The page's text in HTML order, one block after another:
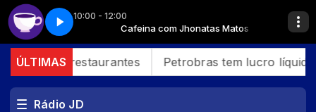
10:00 - 12:00
Matos Cafeina com Jhonatas Matos
3 Cafeína - Parte 3
ÚLTIMAS
bares e restaurantes Petrobras tem lucro
Rádio JD